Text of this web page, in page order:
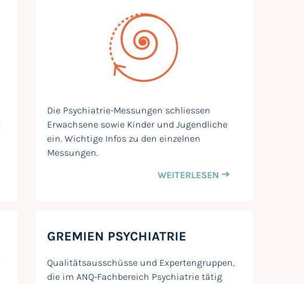
Die Psychiatrie-Messungen schliessen
Erwachsene sowie Kinder und Jugendliche
ein. Wichtige Infos zu den einzelnen
Messungen.
WEITERLESEN
GREMIEN PSYCHIATRIE
Qualitätsausschüsse und Expertengruppen,
die im ANQ-Fachbereich Psychiatrie tätig